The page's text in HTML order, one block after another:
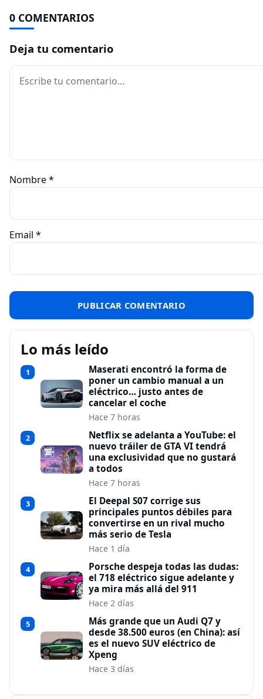
0 COMENTARIOS
Deja tu comentario
Comentario
Nombre*
Email *
Lo más leído
1
Maserati encontró la forma de
poner un cambio manual a un
eléctrico… justo antes de
cancelar el coche
Hace 7 horas
2
Netflix se adelanta a YouTube: el
nuevo tráiler de GTA VI tendrá
una exclusividad que no gustará
a todos
Hace 7 horas
3
El Deepal S07 corrige sus
principales puntos débiles para
convertirse en un rival mucho
más serio de Tesla
Hace 1 día
4
Porsche despeja todas las dudas:
el 718 eléctrico sigue adelante y
ya mira más allá del 911
Hace 2 días
5
Más grande que un Audi Q7 y
desde 38.500 euros (en China): así
es el nuevo SUV eléctrico de
Xpeng
Hace 3 días